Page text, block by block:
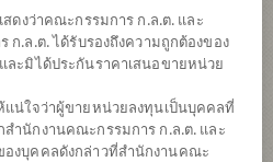
ดงว่าคณะกรรมการ ก.ล.ต. และ
ก.ล.ต. ได้รับรองถึงความถูกต้องของ
ะมิได้ประกันราคาเสนอขายหน่วย
แน่ใจว่าผู้ขายหน่วยลงทุนเป็นบุคคลที่
ำนักงานคณะกรรมการ ก.ล.ต. และ
องบุคคลดังกล่าวที่สำนักงานคณะ